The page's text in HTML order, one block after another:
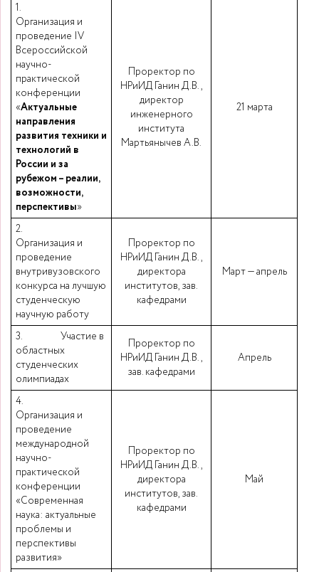
1.
Организация и
проведение IV
Всероссийской
научно-
практической
конференции
«Актуальные
направления
развития техники и
технологий в
России и за
рубежом – реалии,
возможности,
перспективы»
Проректор по
НРиИД Ганин Д.В.,
директор
инженерного
института
Мартьянычев А.В.
21 марта
2.
Организация и
проведение
внутривузовского
конкурса на лучшую
студенческую
научную работу
Проректор по
НРиИД Ганин Д.В.,
директора
институтов, зав.
кафедрами
Март — апрель
3. Участие в
областных
студенческих
олимпиадах
Проректор по
НРиИД Ганин Д.В.,
зав. кафедрами
Апрель
4.
Организация и
проведение
международной
научно-
практической
конференции
«Современная
наука: актуальные
проблемы и
перспективы
развития»
Проректор по
НРиИД Ганин Д.В.,
директора
институтов, зав.
кафедрами
Май